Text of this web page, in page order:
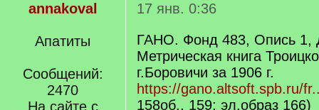
annakoval
Апатиты
Сообщений:
2470
На сайте с
17 янв. 0:36
ГАНО. Фонд 483, Опись 1,
Метрическая книга
г.Боровичи за 1906 г.
https://gano.altsoft.spb.ru/
158об., 159; эл.образ 166)